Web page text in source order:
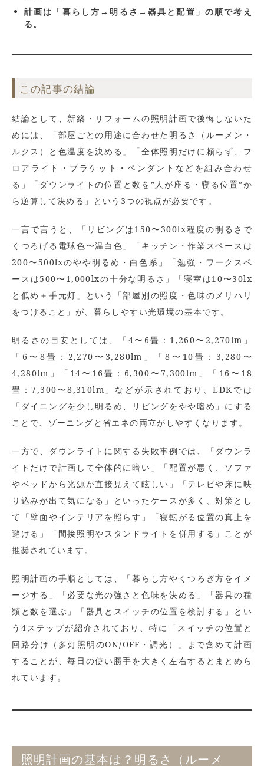
計画は「暮らし方→明るさ→器具と配置」の順で考え
る。
この記事の結論
結論として、新築・リフォームの照明計画で後悔しないた
めには、「部屋ごとの用途に合わせた明るさ（ルーメン・
ルクス）と色温度を決める」「全体照明だけに頼らず、フ
ロアライト・ブラケット・ペンダントなどを組み合わせ
る」「ダウンライトの位置と数を”人が座る・寝る位置”か
ら逆算して決める」という3つの視点が必要です。
一言で言うと、「リビングは150〜300lx程度の明るさで
くつろげる電球色〜温白色」「キッチン・作業スペースは
200〜500lxのやや明るめ・白色系」「勉強・ワークスペ
ースは500〜1,000lxの十分な明るさ」「寝室は10〜30lx
と低め＋手元灯」という「部屋別の照度・色味のメリハリ
をつけること」が、暮らしやすい光環境の基本です。
明るさの目安としては、「4〜6畳：1,260〜2,270lm」
「6〜8畳：2,270〜3,280lm」「8〜10畳：3,280〜
4,280lm」「14〜16畳：6,300〜7,300lm」「16〜18
畳：7,300〜8,310lm」などが示されており、LDKでは
「ダイニングを少し明るめ、リビングをやや暗め」にする
ことで、ゾーニングと省エネの両立がしやすくなります。
一方で、ダウンライトに関する失敗事例では、「ダウンラ
イトだけで計画して全体的に暗い」「配置が悪く、ソファ
やベッドから光源が直接見えて眩しい」「テレビや床に映
り込みが出て気になる」といったケースが多く、対策とし
て「壁面やインテリアを照らす」「寝転がる位置の真上を
避ける」「間接照明やスタンドライトを併用する」ことが
推奨されています。
照明計画の手順としては、「暮らし方やくつろぎ方をイメ
ージする」「必要な光の強さと色味を決める」「器具の種
類と数を選ぶ」「器具とスイッチの位置を検討する」とい
う4ステップが紹介されており、特に「スイッチの位置と
回路分け（多灯照明のON/OFF・調光）」まで含めて計画
することが、毎日の使い勝手を大きく左右するとまとめら
れています。
照明計画の基本は？明るさ（ルーメ